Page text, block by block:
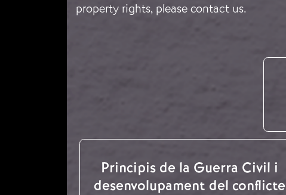
property rights, please contact us.
Principis de la Guerra Civil i
desenvolupament del conflicte